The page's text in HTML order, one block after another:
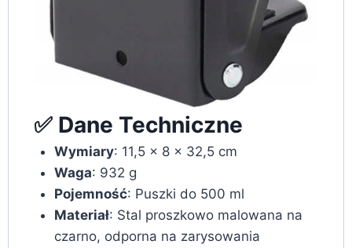
✅ Dane Techniczne
Wymiary: 11,5 x 8 x 32,5 cm
Waga: 932 g
Pojemność: Puszki do 500 ml
Materiał: Stal proszkowo malowana na
czarno, odporna na zarysowania